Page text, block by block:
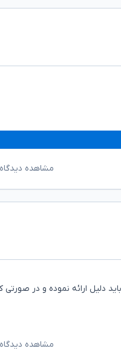
مشاهده
دلیل ارائه نموده و در صورتی
مشاهده